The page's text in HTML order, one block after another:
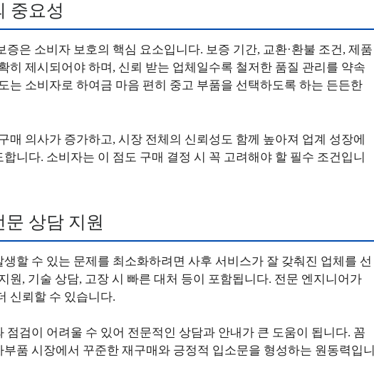
중요성
증은 소비자 보호의 핵심 요소입니다. 보증 기간, 교환·환불 조건, 제품
히 제시되어야 하며, 신뢰 받는 업체일수록 철저한 품질 관리를 약속
는 소비자로 하여금 마음 편히 중고 부품을 선택하도록 하는 든든한
매 의사가 증가하고, 시장 전체의 신뢰성도 함께 높아져 업계 성장에
니다. 소비자는 이 점도 구매 결정 시 꼭 고려해야 할 필수 조건입니
상담 지원
할 수 있는 문제를 최소화하려면 사후 서비스가 잘 갖춰진 업체를 선
원, 기술 상담, 고장 시 빠른 대처 등이 포함됩니다. 전문 엔지니어가
신뢰할 수 있습니다.
점검이 어려울 수 있어 전문적인 상담과 안내가 큰 도움이 됩니다. 꼼
품 시장에서 꾸준한 재구매와 긍정적 입소문을 형성하는 원동력입니